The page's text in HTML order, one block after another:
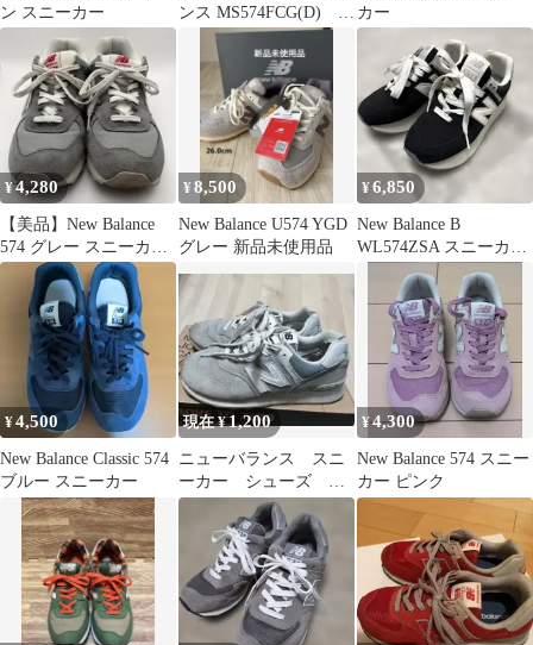
ン スニーカー
ンス MS574FCG(D)
カー
¥4,280
【美品】New Balance
574 グレー スニーカ
ー ニューバランス
¥8,500
New Balance U574 YGD
グレー 新品未使用品
¥6,850
New Balance B
WL574ZSA スニーカー
ブラック/ホワイト厚底
¥4,500
New Balance Classic 574
ブルー スニーカー
現在 ¥1,200
ニューバランス スニ
ーカー シューズ
靴 25cm グレー 574
¥4,300
New Balance 574 スニー
カー ピンク